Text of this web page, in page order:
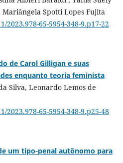
Spotti Lopes Fujita
2023.978-65-5954-348-9.p17-22
de Carol Gilligan e suas
enquanto teoria feminista
Silva, Leonardo Lemos de
2023.978-65-5954-348-9.p25-48
um tipo-penal autônomo para